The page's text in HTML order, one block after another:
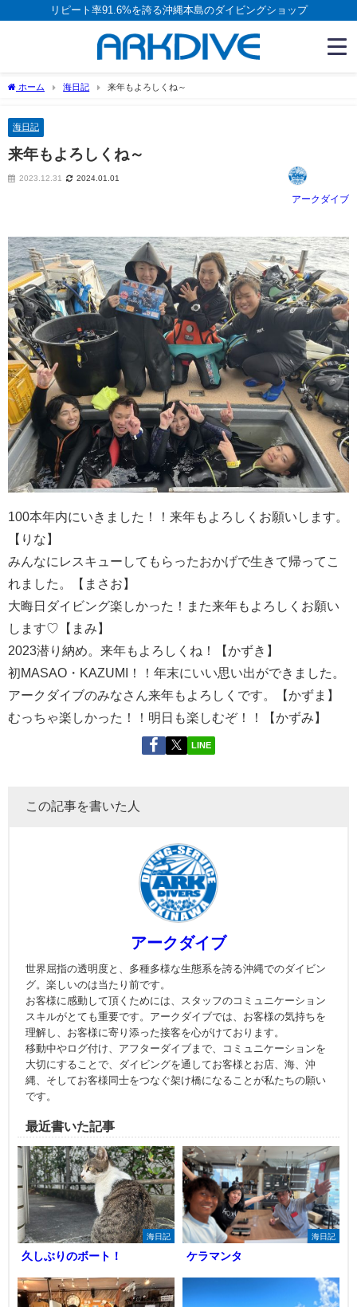
リピート率91.6%を誇る沖縄本島のダイビングショップ
ホーム 海日記 来年もよろしくね～
海日記
来年もよろしくね～
2023.12.31 2024.01.01
アークダイブ
100本年内にいきました！！来年もよろしくお願いします。
【りな】
みんなにレスキューしてもらったおかげで生きて帰ってこ
れました。【まさお】
大晦日ダイビング楽しかった！また来年もよろしくお願い
します♡【まみ】
2023潜り納め。来年もよろしくね！【かずき】
初MASAO・KAZUMI！！年末にいい思い出ができました。
アークダイブのみなさん来年もよろしくです。【かずま】
むっちゃ楽しかった！！明日も楽しむぞ！！【かずみ】
LINE
この記事を書いた人
アークダイブ
世界屈指の透明度と、多種多様な生態系を誇る沖縄でのダイビン
グ。楽しいのは当たり前です。
お客様に感動して頂くためには、スタッフのコミュニケーション
スキルがとても重要です。アークダイブでは、お客様の気持ちを
理解し、お客様に寄り添った接客を心がけております。
移動中やログ付け、アフターダイブまで、コミュニケーションを
大切にすることで、ダイビングを通してお客様とお店、海、沖
縄、そしてお客様同士をつなぐ架け橋になることが私たちの願い
です。
最近書いた記事
海日記
久しぶりのボート！
海日記
ケラマンタ